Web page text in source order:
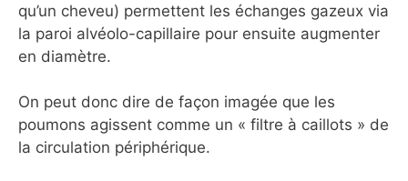
qu’un cheveu) permettent les échanges gazeux via
la paroi alvéolo-capillaire pour ensuite augmenter
en diamètre.
On peut donc dire de façon imagée que les
poumons agissent comme un « filtre à caillots » de
la circulation périphérique.